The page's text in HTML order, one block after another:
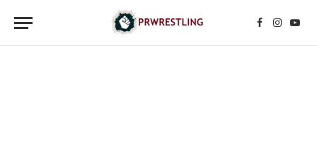
Facebook